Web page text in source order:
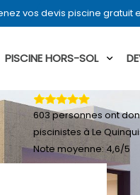
vos devis piscine gratuit
PISCINE HORS-SOL
603personnes ont
piscinistes à Le
Note moyenne:4,6/5